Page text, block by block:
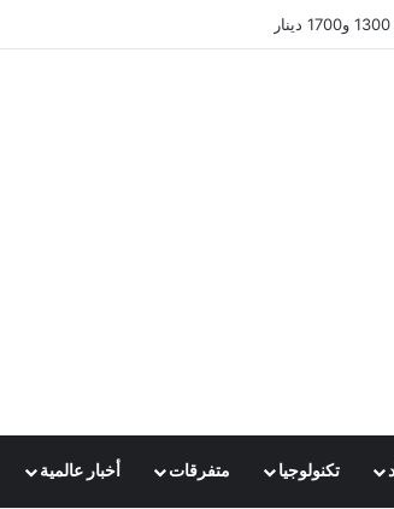
تكنولوجيا متفرقات أخبار عالمية